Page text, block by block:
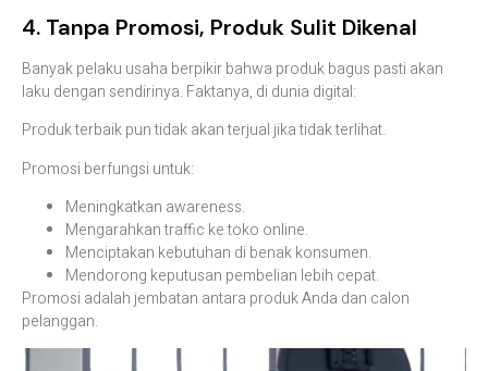
4. Tanpa Promosi, Produk Sulit Dikenal
Banyak pelaku usaha berpikir bahwa produk bagus pasti akan
laku dengan sendirinya. Faktanya, di dunia digital:
Produk terbaik pun tidak akan terjual jika tidak terlihat.
Promosi berfungsi untuk:
Meningkatkan awareness.
Mengarahkan traffic ke toko online.
Menciptakan kebutuhan di benak konsumen.
Mendorong keputusan pembelian lebih cepat.
Promosi adalah jembatan antara produk Anda dan calon
pelanggan.